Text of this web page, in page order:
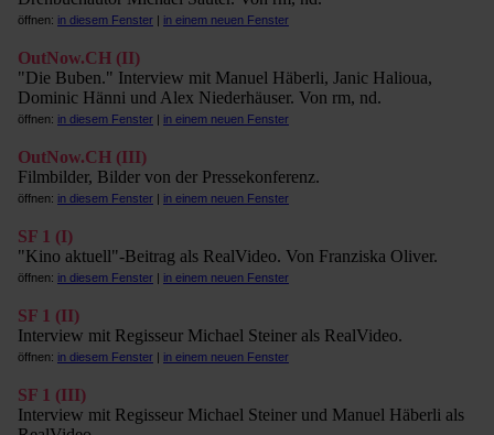
öffnen: in diesem Fenster | in einem neuen Fenster
OutNow.CH (II)
"Die Buben." Interview mit Manuel Häberli, Janic Halioua,
Dominic Hänni und Alex Niederhäuser. Von rm, nd.
öffnen: in diesem Fenster | in einem neuen Fenster
OutNow.CH (III)
Filmbilder, Bilder von der Pressekonferenz.
öffnen: in diesem Fenster | in einem neuen Fenster
SF 1 (I)
"Kino aktuell"-Beitrag als RealVideo. Von Franziska Oliver.
öffnen: in diesem Fenster | in einem neuen Fenster
SF 1 (II)
Interview mit Regisseur Michael Steiner als RealVideo.
öffnen: in diesem Fenster | in einem neuen Fenster
SF 1 (III)
Interview mit Regisseur Michael Steiner und Manuel Häberli als